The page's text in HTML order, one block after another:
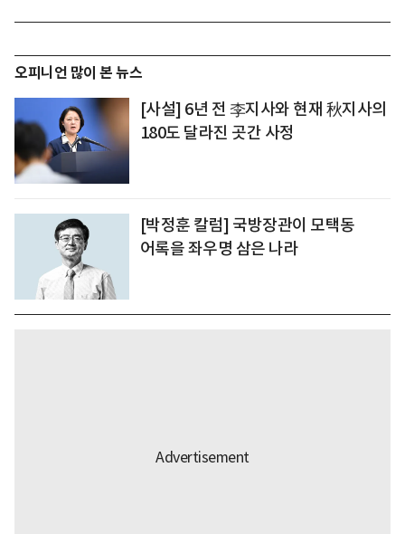
오피니언 많이 본 뉴스
[사설] 6년 전 李지사와 현재 秋지사의
180도 달라진 곳간 사정
[박정훈 칼럼] 국방장관이 모택동
어록을 좌우명 삼은 나라